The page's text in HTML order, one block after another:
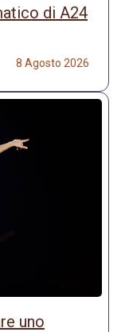
di A24
8 Agosto 2026
uno